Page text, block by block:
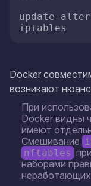
update-
iptables
Docker
возникают
При
Docker видны
имеют
Смешивание
nftables
наборами